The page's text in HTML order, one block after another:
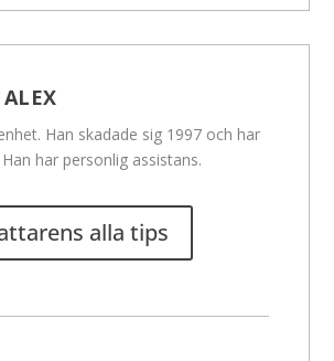
ALEX
Han skadade sig 1997 och har
har personlig assistans.
alla tips